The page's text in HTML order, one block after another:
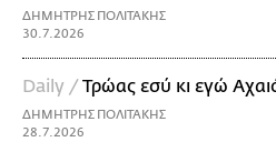
ΔΗΜΗΤΡΗΣ ΠΟΛΙΤΑΚΗΣ
30.7.2026
Daily /Τρώας εσύ κι εγώ
ΔΗΜΗΤΡΗΣ ΠΟΛΙΤΑΚΗΣ
28.7.2026